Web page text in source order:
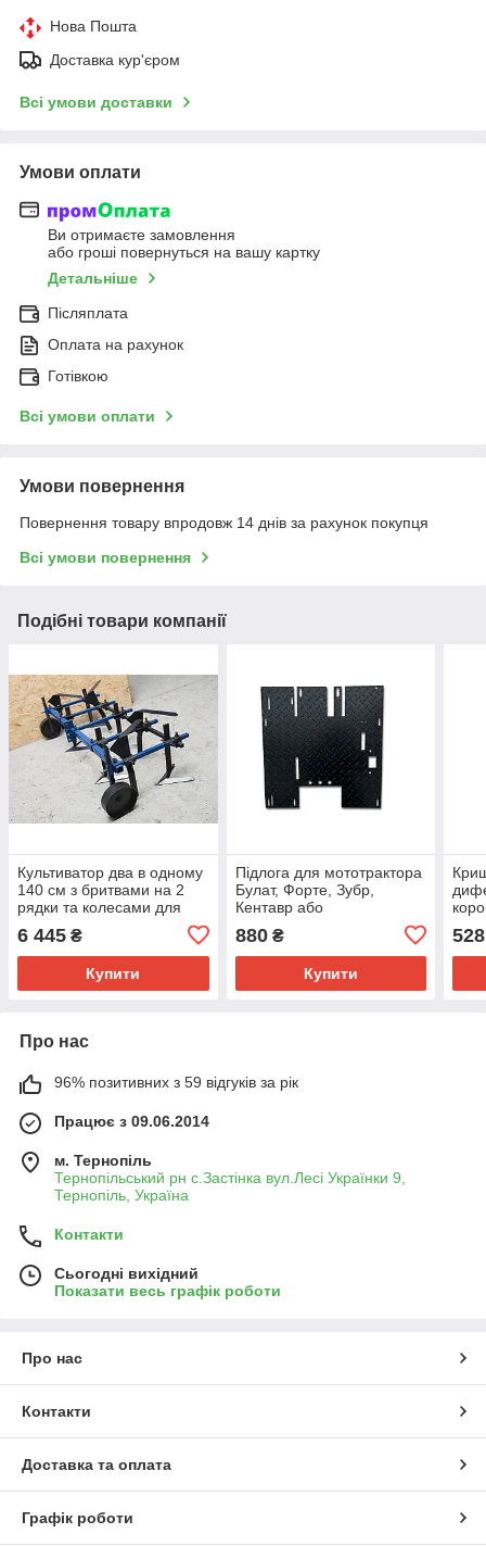
Нова Пошта
Доставка кур'єром
Всі умови доставки
Умови оплати
Ви отримаєте замовлення
або гроші повернуться на вашу картку
Детальніше
Післяплата
Оплата на рахунок
Готівкою
Всі умови оплати
Умови повернення
Повернення товару впродовж 14 днів за рахунок покупця
Всі умови повернення
Подібні товари компанії
Культиватор два в одному
140 см з бритвами на 2
рядки та колесами для
мототрактора, мотоблока
мінітрактора
6 445 ₴
Купити
Підлога для мототрактора
Булат, Форте, Зубр,
Кентавр або
переобладного мотоблока
(під КПП на 5 болтів),
полік
880₴
Купити
та
528
Про нас
96% позитивних з 59 відгуків за рік
Працює з 09.06.2014
м. Тернопіль
Тернопільський рн с.Застінка вул.Лесі Українки 9,
Тернопіль, Україна
Контакти
Сьогодні вихідний
Показати весь графік роботи
Про нас
Контакти
Доставка та оплата
Графік роботи